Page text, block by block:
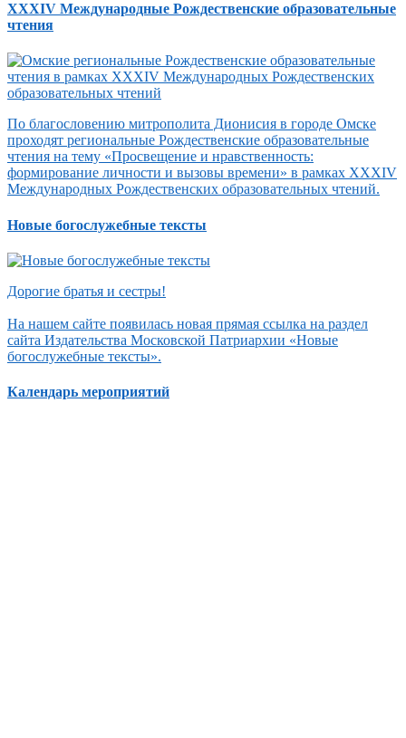
XXXIV Международные Рождественские образовательные
чтения
По благословению митрополита Дионисия в городе Омске
проходят региональные Рождественские образовательные
чтения на тему «Просвещение и нравственность:
формирование личности и вызовы времени» в рамках XXXIV
Международных Рождественских образовательных чтений.
Новые богослужебные тексты
Дорогие братья и сестры!
На нашем сайте появилась новая прямая ссылка на раздел
сайта Издательства Московской Патриархии «Новые
богослужебные тексты».
Календарь мероприятий